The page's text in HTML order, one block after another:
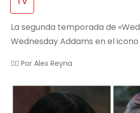
La segunda temporada de
Wednesday Addams en el
✍🏻 Por Alex Reyna